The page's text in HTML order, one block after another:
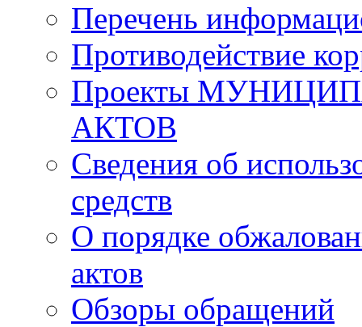
Перечень
Противодействие
Проекты
АКТОВ
Сведения об
средств
О порядке
актов
Обзоры обращений